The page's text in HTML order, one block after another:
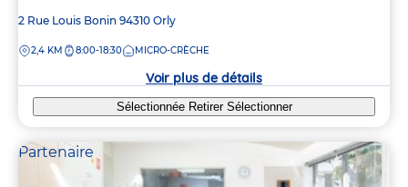
Adresse
la
2 Rue Louis Bonin 94310 Orly
DISTANCE
2,4 KM 8:00-18:30 MICRO-CRÈCHE
Voir plus de détails
Sélectionnée Retirer Sélectionner
Partenaire